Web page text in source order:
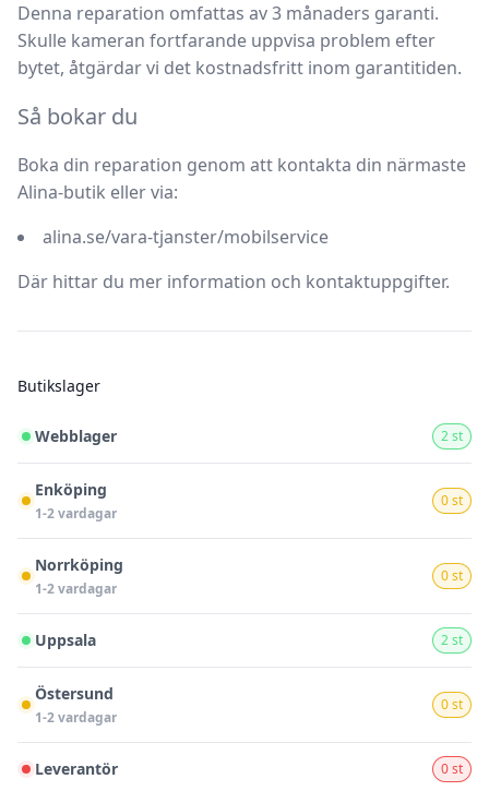
Denna reparation omfattas av3 månaders garanti.
Skulle kameran fortfarande uppvisa problem efter
bytet, åtgärdar vi det kostnadsfritt inom garantitiden.
Så bokar du
Boka din reparation genom att kontakta din närmaste
Alina-butik eller via:
alina.se/vara-tjanster/mobilservice
Där hittar du mer information och kontaktuppgifter.
Butikslager
Webblager 2 st
Enköping
1-2 vardagar
0 st
Norrköping
1-2 vardagar
0 st
Uppsala 2 st
Östersund
1-2 vardagar
0 st
Leverantör 0 st